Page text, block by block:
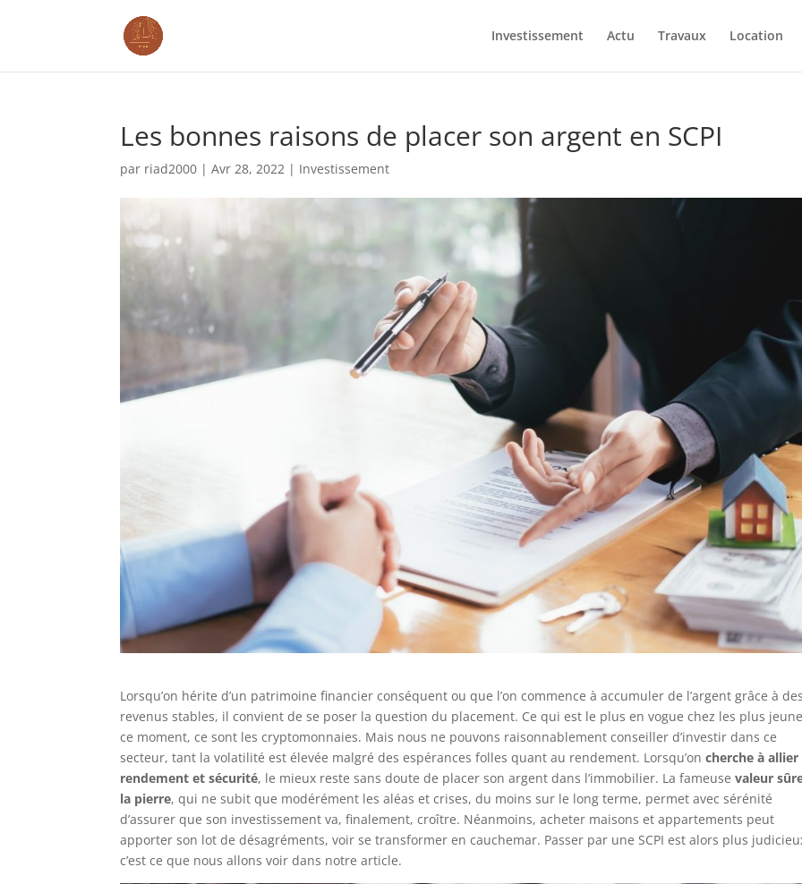
Investissement Actu Travaux Location
Les bonnes raisons de placer son argent en SCPI
par riad2000 |Avr 28, 2022 | Investissement
Lorsqu’on hérite d’un patrimoine financier conséquent ou que l’on commence à accumuler de l’argent grâce à
revenus stables, il convient de se poser la question du placement. Ce qui est le plus en vogue chez les plus
ce moment, ce sont les cryptomonnaies. Mais nous ne pouvons raisonnablement conseiller d’investir dans ce
secteur, tant la volatilité est élevée malgré des espérances folles quant au rendement. Lorsqu’oncherche à allier
rendement et sécurité, le mieux reste sans doute de placer son argent dans l’immobilier. La fameusevaleur
la pierre, qui ne subit que modérément les aléas et crises, du moins sur le long terme, permet avec sérénité
d’assurer que son investissement va, finalement, croître. Néanmoins, acheter maisons et appartements peut
apporter son lot de désagréments, voir se transformer en cauchemar. Passer par une SCPI est alors plus
c’est ce que nous allons voir dans notre article.